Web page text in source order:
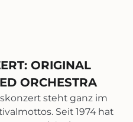
ORIGINAL
ORCHESTRA
steht ganz im
Seit 1974 hat